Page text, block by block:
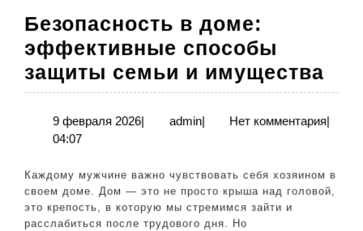
Безопасность в доме:
эффективные способы
защиты семьи и имущества
в
9 февраля 20269| adminadmin
| Нет комментария|
04:07
Каждому мужчине важно чувствовать себя хозяином в
своем доме. Дом — это не просто крыша над головой,
это крепость, в которую мы стремимся зайти и
расслабиться после трудового дня. Но